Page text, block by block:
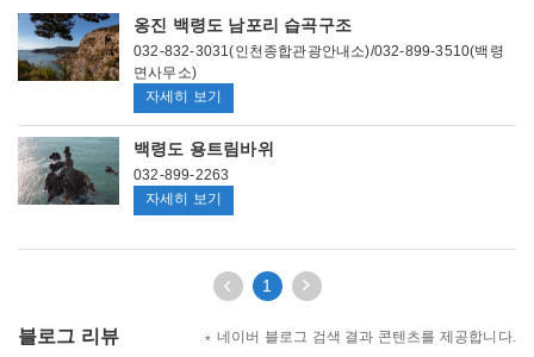
주
변
관
광
지
옹진 백령도 남포리 습곡구조
032-832-3031(인천종합관광안내소)/032-899-3510(백령
면사무소)
옹
진
백
령
도
자세히 보기
백령도 용트림바위
032-899-2263
백
도
자세히 보기
이
전
페
1
다
음
페
블로그 리뷰 네이버 블로그 검색 결과 콘텐츠를 제공합니다.